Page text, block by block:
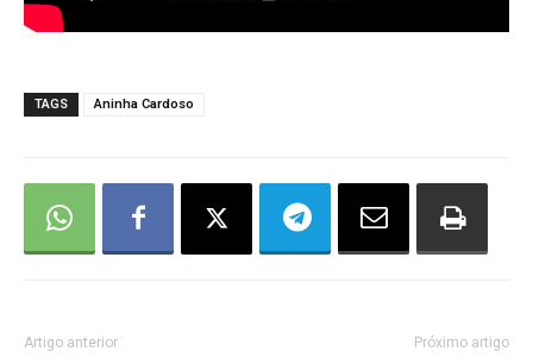
TAGS Aninha Cardoso
Artigo anterior Próximo artigo